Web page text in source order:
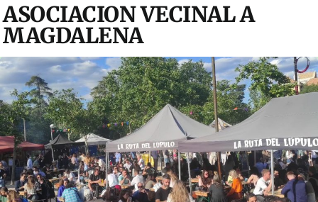
ASOCIACION VECINAL A
MAGDALENA